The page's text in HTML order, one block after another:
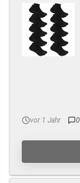
vor 1 Jahr 0